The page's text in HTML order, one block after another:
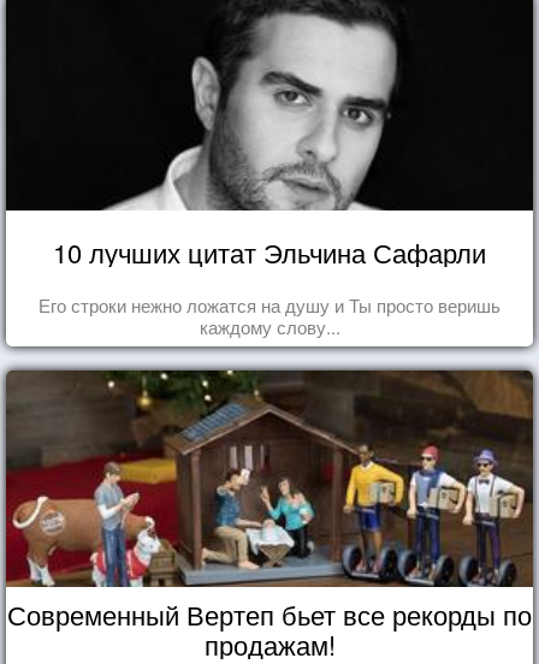
10 лучших цитат Эльчина Сафарли
Его строки нежно ложатся на душу и Ты просто веришь
каждому слову...
Современный Вертеп бьет все рекорды по
продажам!